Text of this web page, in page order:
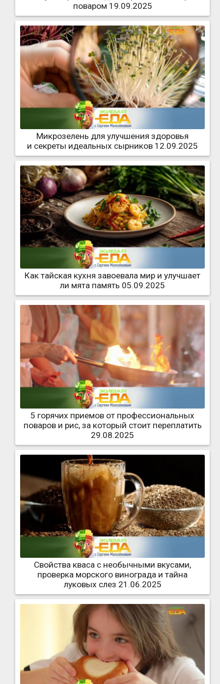
поваром 19.09.2025
Микрозелень для улучшения здоровья
и секреты идеальных сырников 12.09.2025
Как тайская кухня завоевала мир и улучшает
ли мята память 05.09.2025
5 горячих приемов от профессиональных
поваров и рис, за который стоит переплатить
29.08.2025
Свойства кваса с необычными вкусами,
проверка морского винограда и тайна
луковых слез 21.06.2025